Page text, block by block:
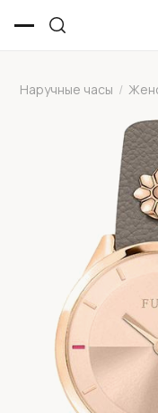
Наручные часы /